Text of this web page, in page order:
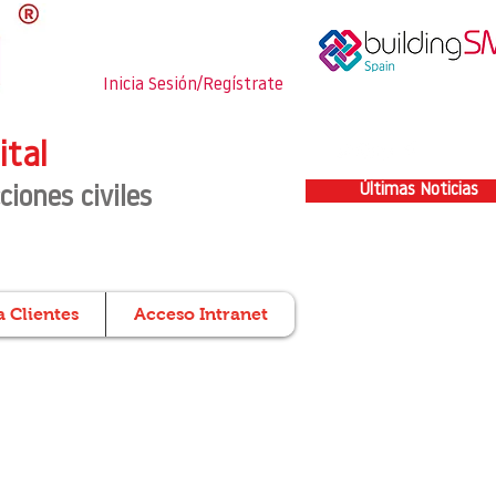
Inicia Sesión/Regístrate
civiles Últimas Noticias
Clientes Acceso Intranet